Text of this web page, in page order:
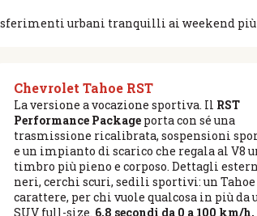
urbani tranquilli ai weekend
Chevrolet Tahoe RST
La versione a vocazione sportiva. Il RST
Performance Package porta con sé una
trasmissione ricalibrata, sospensioni
e un impianto di scarico che regala al V8
timbro più pieno e corposo. Dettagli
neri, cerchi scuri, sedili sportivi: un Tahoe
carattere, per chi vuole qualcosa in più da
SUV full-size. 6,8 secondi da 0 a 100 km/h,